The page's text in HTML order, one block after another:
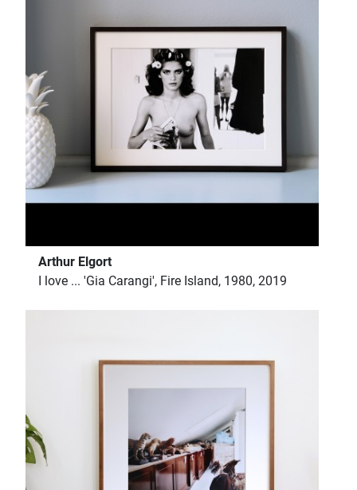
Arthur Elgort
I love ... 'Gia Carangi', Fire Island, 1980, 2019